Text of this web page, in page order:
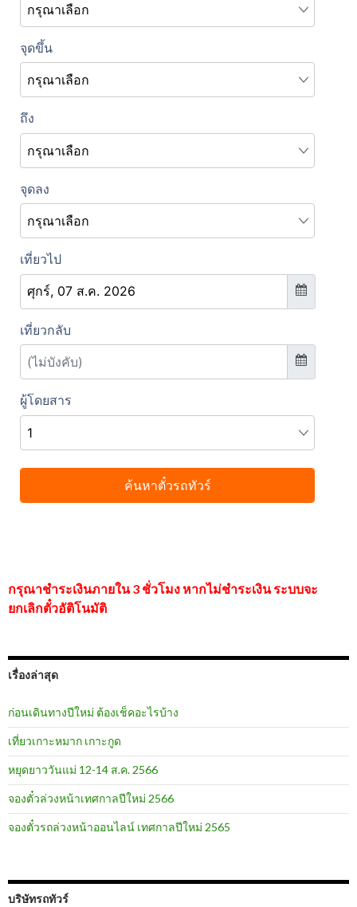
กรุณาชำระเงินภายใน 3 ชั่วโมง หากไม่ชำระเงิน ระบบจะ
ยกเลิกตั๋วอัติโนมัติ
เรื่องล่าสุด
ก่อนเดินทางปีใหม่ ต้องเช็คอะไรบ้าง
เที่ยวเกาะหมาก เกาะกูด
หยุดยาววันแม่ 12-14 ส.ค. 2566
จองตั๋วล่วงหน้าเทศกาลปีใหม่ 2566
จองตั๋วรถล่วงหน้าออนไลน์ เทศกาลปีใหม่ 2565
บริษัทรถทัวร์